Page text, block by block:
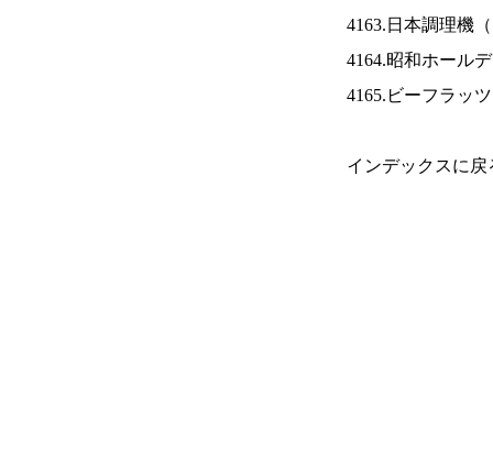
4163.日本調理機（
4164.昭和ホール
4165.ビーフラッ
インデックスに戻